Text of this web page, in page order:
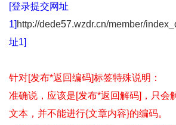
[登录提交网址
1] http://dede57.wzdr.cn/member/
址1]
针对[发布*返回编码]标签特殊说明：
准确说，应该是[发布*返回解码]，只会
文本，并不能进行{文章内容}的编码。